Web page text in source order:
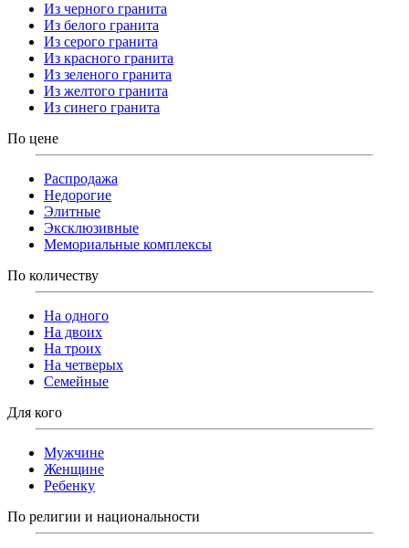
Из черного гранита
Из белого гранита
Из серого гранита
Из красного гранита
Из зеленого гранита
Из желтого гранита
Из синего гранита
По цене
Распродажа
Недорогие
Элитные
Эксклюзивные
Мемориальные комплексы
По количеству
На одного
На двоих
На троих
На четверых
Семейные
Для кого
Мужчине
Женщине
Ребенку
По религии и национальности